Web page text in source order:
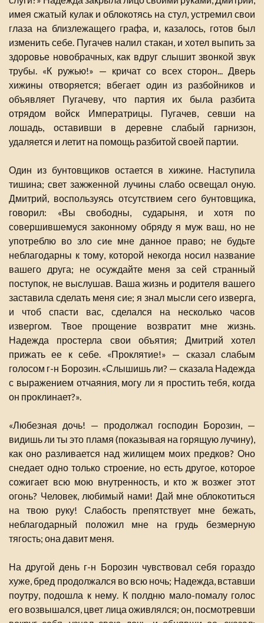
имея сжатый кулак и облокотясь на стул, устремил свои
глаза на близлежащего графа, и, казалось, готов был
изменить себе. Пугачев налил стакан, и хотел выпить за
здоровье новобрачных, как вдруг слышит звонкой звук
трубы. «К ружью!» — кричат со всех сторон... Дверь
хижины отворяется; вбегает один из разбойников и
объявляет Пугачеву, что партия их была разбита
отрядом войск Императрицы. Пугачев, севши на
лошадь, оставивши в деревне слабый гарнизон,
удаляется и летит на помощь разбитой своей партии.
Один из бунтовщиков остается в хижине. Наступила
тишина; свет зажженной лучины слабо освещал оную.
Дмитрий, воспользуясь отсутствием сего бунтовщика,
говорил: «Вы свободны, сударыня, и хотя по
совершившемуся законному обряду я муж ваш, но не
употреблю во зло cиe мне данное право; не будьте
неблагодарны к тому, которой некогда носил название
вашего друга; не осуждайте меня за сей странный
поступок, не выслушав. Ваша жизнь и родителя вашего
заставила сделать меня cиe; я знал мысли сего изверга,
и чтоб спасти вас, сделался на несколько часов
извергом. Твое прощение возвратит мне жизнь.
Надежда простерла свои объятия; Дмитрий хотел
прижать ее к себе. «Проклятие!» — сказал слабым
голосом г-н Борозин. «Слышишь ли? — сказала Надежда
с выражением отчаяния, могу ли я простить тебя, когда
он проклинает?».
«Любезная дочь! — продолжал господин Борозин, —
видишь ли ты это пламя (показывая на горящую лучину),
как оно разливается над жилищем моих предков? Оно
снедает одно только строение, но есть другое, которое
сожигает всю мою внутренность, и кто ж возжег этот
огонь? Человек, любимый нами! Дай мне облокотиться
на твою руку! Слабость препятствует мне бежать,
неблагодарный положил мне на грудь безмерную
тягость; она давит меня.
На другой день г-н Борозин чувствовал себя гораздо
хуже, бред продолжался во всю ночь; Надежда, вставши
поутру, подошла к нему. К полдню мало-помалу голос
его возвышался, цвет лица оживлялся; он, посмотревши